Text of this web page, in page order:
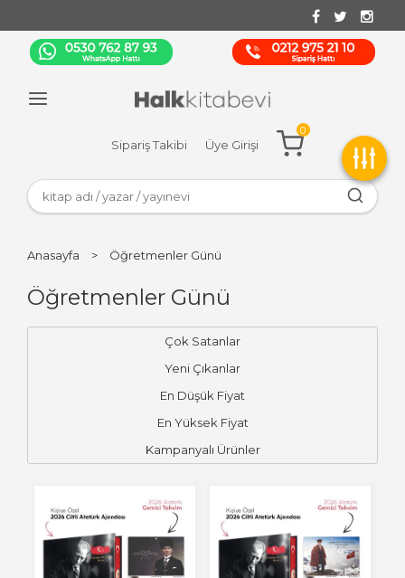
Sipariş Takibi Üye Girişi
0
Anasayfa > Öğretmenler Günü
Öğretmenler Günü
Çok Satanlar
Yeni Çıkanlar
En Düşük Fiyat
En Yüksek Fiyat
Kampanyalı Ürünler